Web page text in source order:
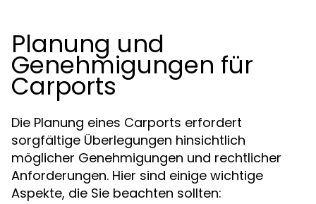
Planung und
Genehmigungen für
Carports
Die Planung eines Carports erfordert
sorgfältige Überlegungen hinsichtlich
möglicher Genehmigungen und rechtlicher
Anforderungen. Hier sind einige wichtige
Aspekte, die Sie beachten sollten: